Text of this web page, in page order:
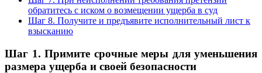
обратитесь с иском о возмещении ущерба в суд
Шаг 8. Получите и предъявите исполнительный лист к
взысканию
Шаг 1. Примите срочные меры для уменьшения
размера ущерба и своей безопасности